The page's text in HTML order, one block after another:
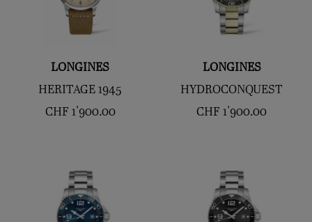
LONGINES
HERITAGE 1945
CHF 1'900.00
LONGINES
HYDROCONQUEST
CHF 1'900.00